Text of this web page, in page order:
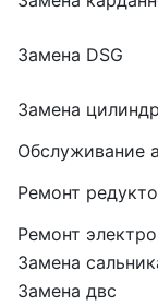
Замена DSG
Замена
Обслуживание
Ремонт
Ремонт
Замена
Замена двс